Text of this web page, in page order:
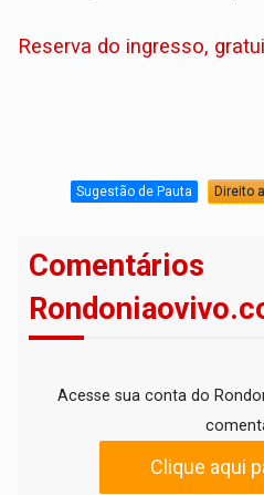
Reserva do ingresso,
Sugestão de Pauta Direito
Comentários
Acesse sua conta do
Clique aqui